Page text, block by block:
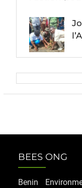
BEES ONG
Benin